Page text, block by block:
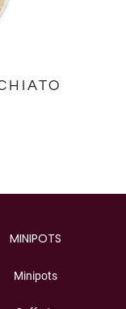
MINIPOTS
Minipots